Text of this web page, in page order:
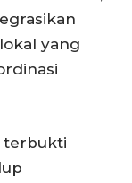
yang
terbukti